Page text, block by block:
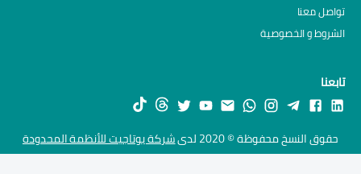
تواصل معنا
الشروط و الخصوصية
تابعنا
حقوق النسخ محفوظة © 2020 لدى شركة يوتاجيت للأنظمة المحدودة